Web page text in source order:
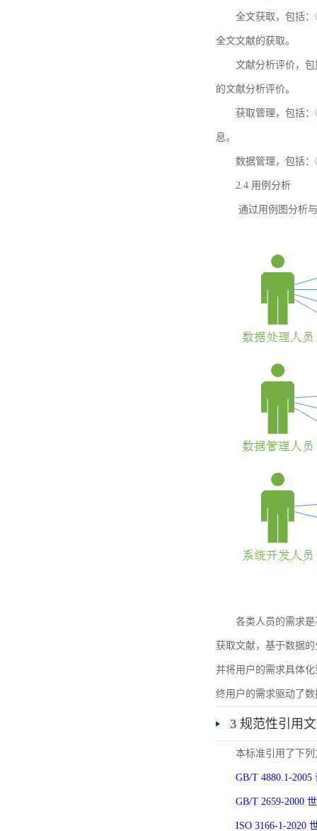
全文获取，包括
全文文献的获取。
文献分析评价，
的文献分析评价。
获取管理，包括
息。
数据管理，包括
2.4 用例分析
通过用例图分析
各类人员的需求
获取文献，基于数据
并将用户的需求具体
终用户的需求驱动了
3 规范性引用
本标准引用了下
GB/T 4880.1-
GB/T 2659-2000
ISO 3166-1-2020